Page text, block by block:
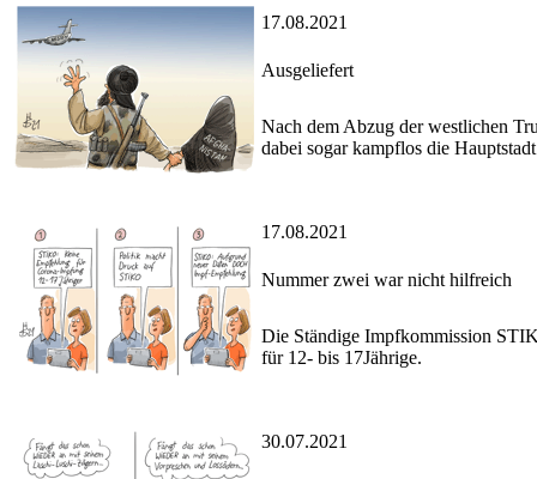
17.08.2021
Ausgeliefert
Nach dem Abzug der westlichen
dabei sogar kampflos die
17.08.2021
Nummer zwei war nicht hilfreich
Die Ständige Impfkommission
für 12- bis 17Jährige.
30.07.2021